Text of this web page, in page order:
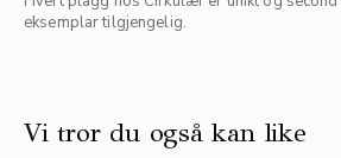
eksemplar tilgjengelig.
Vi tror du også kan like